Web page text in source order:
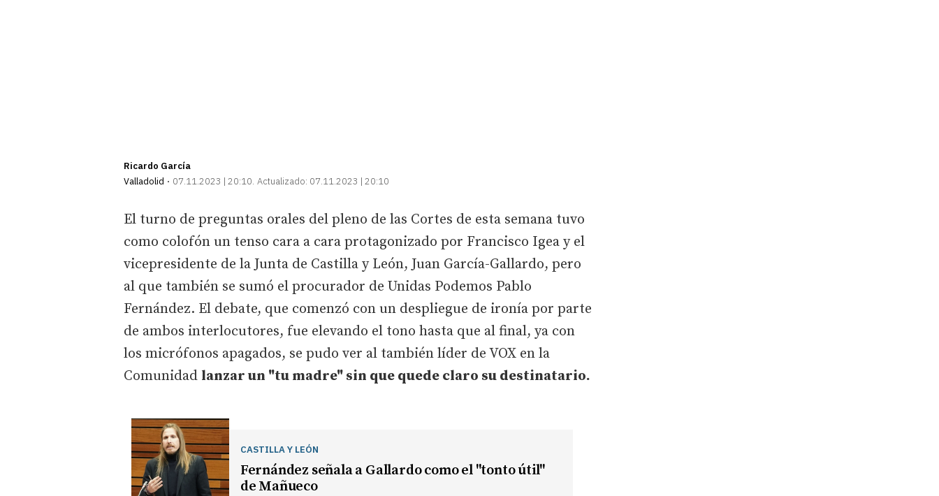
Ricardo García
Valladolid
07.11.2023 | 20:10 Actualizado: 07.11.2023 | 20:10
El turno de preguntas orales del pleno de las Cortes de esta semana tuvo
como colofón un tenso cara a cara protagonizado por Francisco Igea y el
vicepresidente de la Junta de Castilla y León, Juan García-Gallardo, pero
al que también se sumó el procurador de Unidas Podemos Pablo
Fernández. El debate, que comenzó con un despliegue de ironía por parte
de ambos interlocutores, fue elevando el tono hasta que al final, ya con
los micrófonos apagados, se pudo ver al también líder de VOX en la
Comunidad lanzar un "tu madre" sin que quede claro su destinatario.
CASTILLA Y LEÓN
Fernández señala a Gallardo como el "tonto útil"
de Mañueco